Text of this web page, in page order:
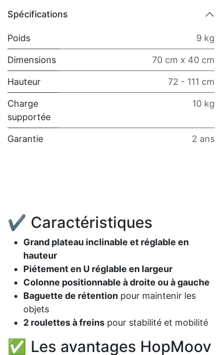
Spécifications
Poids 9 kg
Dimensions 70 cm x 40 cm
Hauteur 72 - 111 cm
Charge
supportée
10 kg
Garantie 2 ans
✔ Caractéristiques
Grand plateau inclinable et réglable en
hauteur
Piétement en U réglable en largeur
Colonne positionnable à droite ou à gauche
Baguette de rétention pour maintenir les
objets
2 roulettes à freins pour stabilité et mobilité
✅ Les avantages HopMoov